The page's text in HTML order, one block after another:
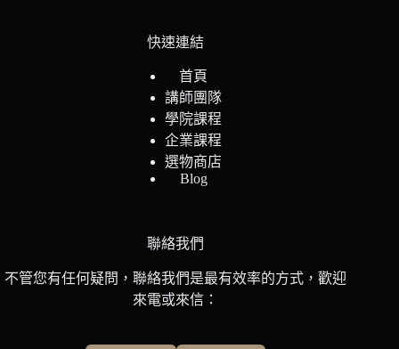
快速連結
首頁
講師團隊
學院課程
企業課程
選物商店
Blog
聯絡我們
不管您有任何疑問，聯絡我們是最有效率的方式，歡迎
來電或來信：